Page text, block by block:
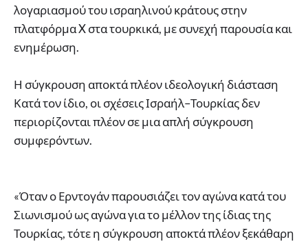
λογαριασμού του ισραηλινού κράτους στην
πλατφόρμα X στα τουρκικά, με συνεχή παρουσία και
ενημέρωση.
Η σύγκρουση αποκτά πλέον ιδεολογική διάσταση
Κατά τον ίδιο, οι σχέσεις Ισραήλ–Τουρκίας δεν
περιορίζονται πλέον σε μια απλή σύγκρουση
συμφερόντων.
«Όταν ο Ερντογάν παρουσιάζει τον αγώνα κατά του
Σιωνισμού ως αγώνα για το μέλλον της ίδιας της
Τουρκίας, τότε η σύγκρουση αποκτά πλέον ξεκάθαρη